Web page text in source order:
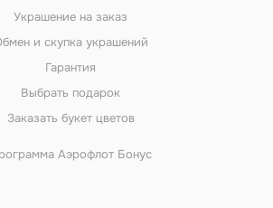
Украшение на заказ
и скупка украшений
Гарантия
Выбрать подарок
Заказать букет цветов
Аэрофлот Бонус